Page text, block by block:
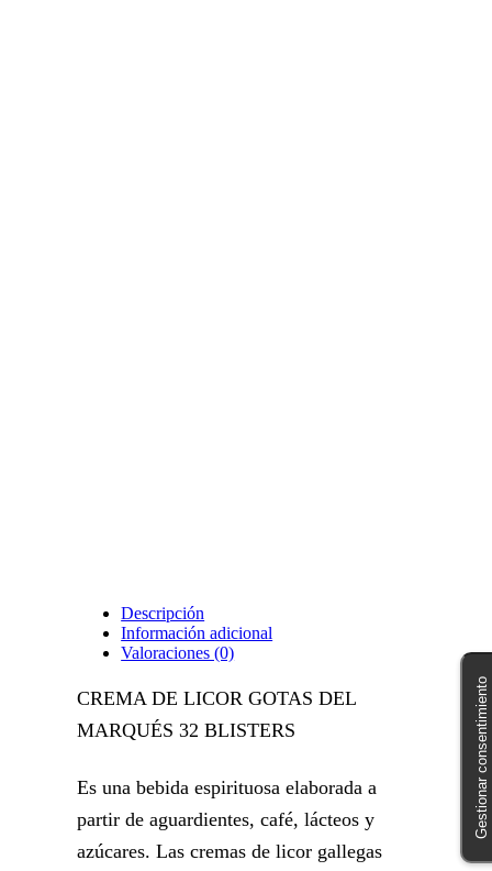
Descripción
Información adicional
Valoraciones (0)
CREMA DE LICOR GOTAS DEL
MARQUÉS 32 BLISTERS
Es una bebida espirituosa elaborada a
partir de aguardientes, café, lácteos y
azúcares. Las cremas de licor gallegas
Gestionar consentimiento